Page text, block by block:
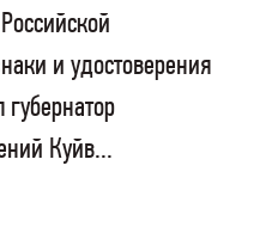
и удостоверения
Куйв...